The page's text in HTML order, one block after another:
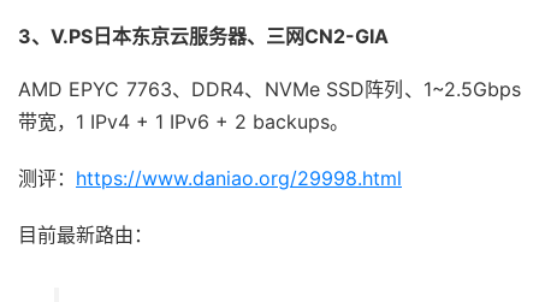
3、V.PS日本东京云服务器、三网CN2-GIA
AMD EPYC 7763、DDR4、NVMe SSD阵列、1~2.5Gbps
带宽，1 IPv4 + 1 IPv6 + 2 backups。
测评： https://www.daniao.org/29998.html
目前最新路由：